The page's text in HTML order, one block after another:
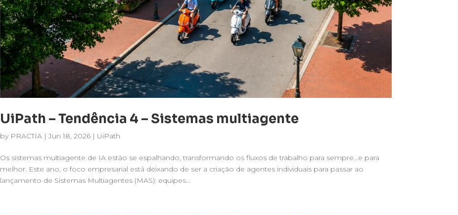
UiPath – Tendência 4 – Sistemas multiagente
by PRACTIA|Jun 18, 2026| UiPath
Os sistemas multiagente de IA estão se espalhando, transformando os fluxos de trabalho para sempre…e para
melhor. Este ano, o foco empresarial está deixando de ser a criação de agentes individuais para passar ao
lançamento de Sistemas Multiagentes (MAS): equipes...